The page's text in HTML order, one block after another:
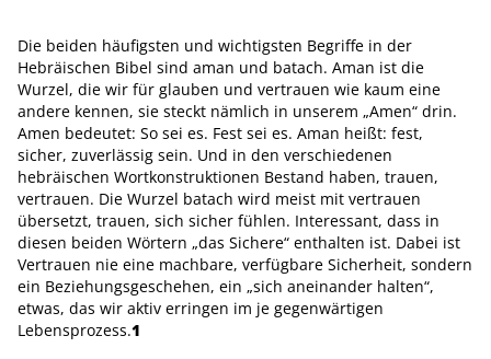
Die beiden häufigsten und wichtigsten Begriffe in der
Hebräischen Bibel sind aman und batach. Aman ist die
Wurzel, die wir für glauben und vertrauen wie kaum eine
andere kennen, sie steckt nämlich in unserem „Amen“ drin.
Amen bedeutet: So sei es. Fest sei es. Aman heißt: fest,
sicher, zuverlässig sein. Und in den verschiedenen
hebräischen Wortkonstruktionen Bestand haben, trauen,
vertrauen. Die Wurzel batach wird meist mit vertrauen
übersetzt, trauen, sich sicher fühlen. Interessant, dass in
diesen beiden Wörtern „das Sichere“ enthalten ist. Dabei ist
Vertrauen nie eine machbare, verfügbare Sicherheit, sondern
ein Beziehungsgeschehen, ein „sich aneinander halten“,
etwas, das wir aktiv erringen im je gegenwärtigen
Lebensprozess.1